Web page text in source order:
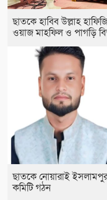
ছাতকে হাবিব উল্লাহ
ওয়াজ মাহফিল ও পাগড়ি
ছাতকে নোয়ারাই
কমিটি গঠন